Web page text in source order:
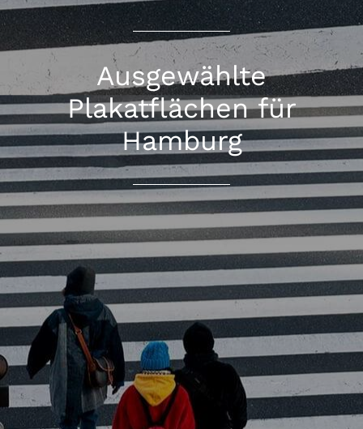
Ausgewählte
Plakatflächen für
Hamburg